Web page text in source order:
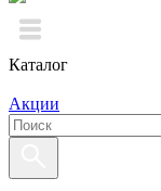
Каталог
Акции